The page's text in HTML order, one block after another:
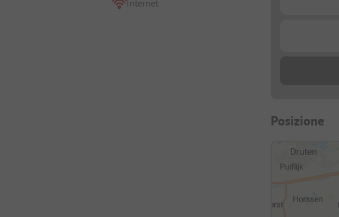
Internet
Posizione